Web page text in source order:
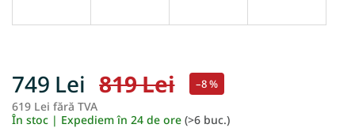
819 Lei –8 %
749 Lei
619 Lei fără TVA
În stoc | Expediem în 24 de ore (>6 buc.)